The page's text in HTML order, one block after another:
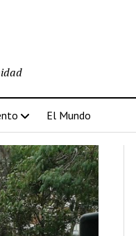
El Mundo